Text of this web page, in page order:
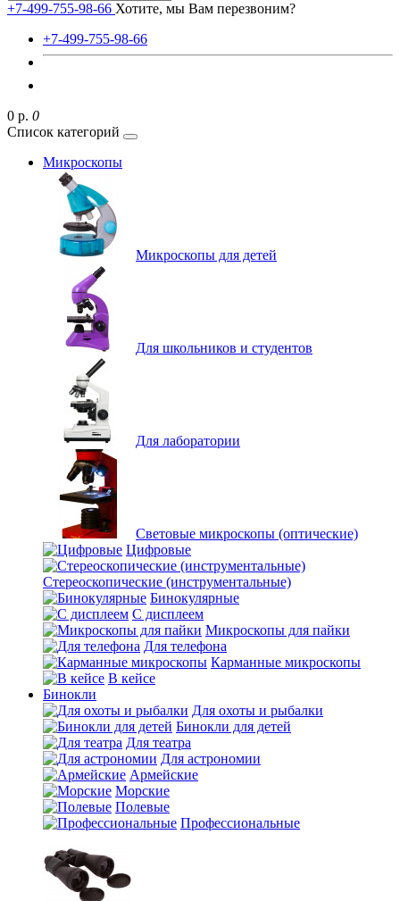
+7-499-755-98-66 Хотите, мы Вам перезвоним?
+7-499-755-98-66
0 р. 0
Список категорий
Микроскопы
Микроскопы для детей
Для школьников и студентов
Для лаборатории
Световые микроскопы (оптические)
Цифровые
Стереоскопические (инструментальные)
Бинокулярные
С дисплеем
Микроскопы для пайки
Для телефона
Карманные микроскопы
В кейсе
Бинокли
Для охоты и рыбалки
Бинокли для детей
Для театра
Для астрономии
Армейские
Морские
Полевые
Профессиональные